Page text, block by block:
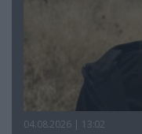
04.08.2026 | 13:02